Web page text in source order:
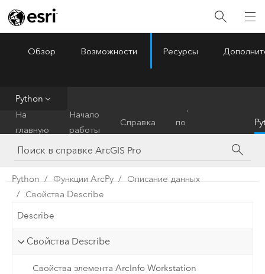
ArcGIS Pro
Обзор Возможности Ресурсы
Python
На
главную
Начало
работы
Справка
по
инструментам
Python Функции ArcPy
Описание данных
Свойства Describe
Describe
Свойства Describe
Свойства элемента ArcInfo Workstation